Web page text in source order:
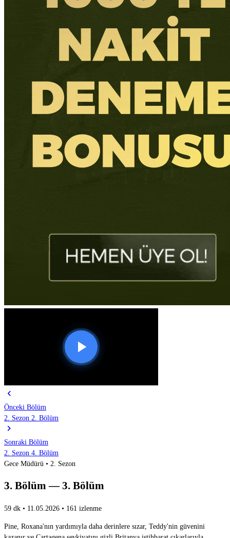
chevron_left
Önceki Bölüm
2. Sezon 2. Bölüm
chevron_right
Sonraki Bölüm
2. Sezon 4. Bölüm
Gece Müdürü • 2. Sezon
3. Bölüm — 3. Bölüm
59 dk • 11.05.2026 • 161 izlenme
Pine, Roxana'nın yardımıyla daha derinlere sızar, Teddy'nin güvenini